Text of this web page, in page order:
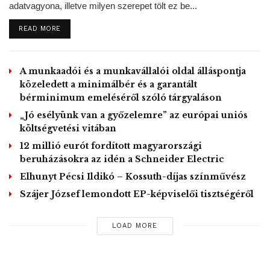
javaslat a közhatalmi bevételek között említi, hogy a
Fővárosi Önkormányzati Rendészeti Igazgatóság által
„ellátott kerékbilincselési tevékenység ismételt bevezetése
tervet”.
MTI – Fotó / Pixabay
Tags: Budapest Budapest Fejlesztési Központ
Karácsony Gergely kerékbilincs
adatvagyona, illetve milyen szerepet tölt ez be...
READ MOREDETAILS
A munkaadói és a munkavállalói oldal álláspontja
közeledett a minimálbér és a garantált
bérminimum emeléséről szóló tárgyaláson
„Jó esélyünk van a győzelemre” az európai uniós
költségvetési vitában
12 millió eurót fordított magyarországi
beruházásokra az idén a Schneider Electric
Elhunyt Pécsi Ildikó – Kossuth-díjas színművész
Szájer József lemondott EP-képviselői tisztségéről
LOAD MORE